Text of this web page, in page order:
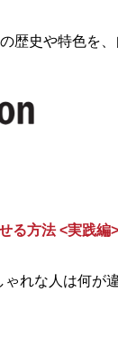
歴史や特色を
る方法 <実践編>
れな人は何が